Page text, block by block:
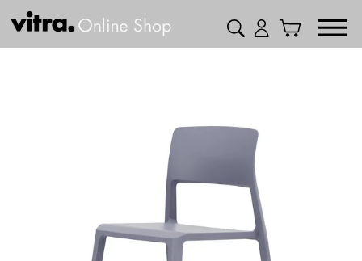
ン
テ
検索 ログインカート